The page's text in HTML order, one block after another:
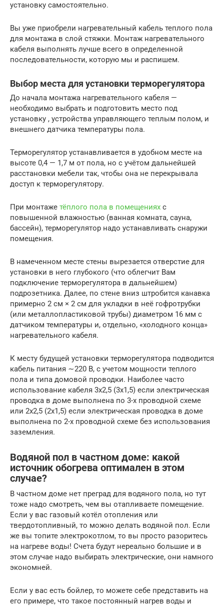
установку самостоятельно.
Вы уже приобрели нагревательный кабель теплого пола
для монтажа в слой стяжки. Монтаж нагревательного
кабеля выполнять лучше всего в определенной
последовательности, которую мы и распишем.
Выбор места для установки терморегулятора
До начала монтажа нагревательного кабеля —
необходимо выбрать и подготовить место под
установку , устройства управляющего теплым полом, и
внешнего датчика температуры пола.
Терморегулятор устанавливается в удобном месте на
высоте 0,4 — 1,7 м от пола, но с учётом дальнейшей
расстановки мебели так, чтобы она не перекрывала
доступ к терморегулятору.
При монтаже тёплого пола в помещениях с
повышенной влажностью (ванная комната, сауна,
бассейн), терморегулятор надо устанавливать снаружи
помещения.
В намеченном месте стены вырезается отверстие для
установки в него глубокого (что облегчит Вам
подключение терморегулятора в дальнейшем)
подрозетника. Далее, по стене вниз штробится канавка
примерно 2 см × 2 см для укладки в неё гофротрубки
(или металлопластиковой трубы) диаметром 16 мм с
датчиком температуры и, отдельно, «холодного конца»
нагревательного кабеля.
К месту будущей установки терморегулятора подводится
кабель питания ∼220 В, с учетом мощности теплого
пола и типа домовой проводки. Наиболее часто
использование кабеля 3х2,5 (3х1,5) если электрическая
проводка в доме выполнена по 3-х проводной схеме
или 2х2,5 (2х1,5) если электрическая проводка в доме
выполнена по 2-х проводной схеме без использования
заземления.
Водяной пол в частном доме: какой
источник обогрева оптимален в этом
случае?
В частном доме нет преград для водяного пола, но тут
тоже надо смотреть, чем вы отапливаете помещение.
Если у вас газовый котёл отопления или
твердотопливный, то можно делать водяной пол. Если
же вы топите электрокотлом, то вы просто разоритесь
на нагреве воды! Счета будут нереально большие и в
этом случае надо выбирать электрические, они намного
экономней.
Если у вас есть бойлер, то можете себе представить на
его примере, что такое постоянный нагрев воды и